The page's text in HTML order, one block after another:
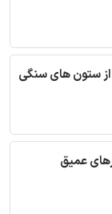
ستون های سنگی
عمیق